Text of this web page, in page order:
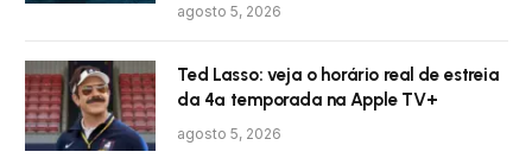
agosto 5, 2026
Ted Lasso: veja o horário real de estreia
da 4ª temporada na Apple TV+
agosto 5, 2026